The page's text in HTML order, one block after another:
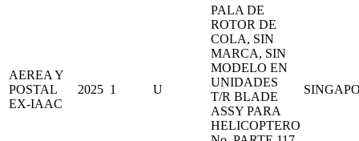
AEREA Y
POSTAL
EX-IAAC
2025 1 U
PALA DE
ROTOR DE
COLA, SIN
MARCA, SIN
MODELO EN
UNIDADES
T/R BLADE
ASSY PARA
HELICOPTERO